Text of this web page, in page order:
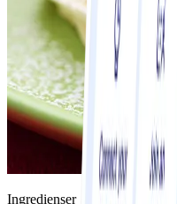
Ingredienser